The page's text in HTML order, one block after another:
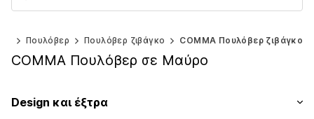
Πουλόβερ Πουλόβερ ζιβάγκο COMMA Πουλόβερ ζιβάγκο
COMMA Πουλόβερ σε Μαύρο
Design και έξτρα